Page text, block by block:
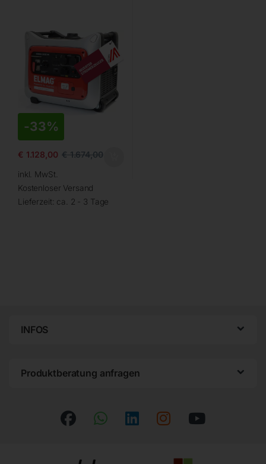
-33%
€ 1.128,00 €1.674,00
inkl. MwSt.
Kostenloser Versand
Lieferzeit: ca. 2 - 3 Tage
INFOS
Produktberatung anfragen